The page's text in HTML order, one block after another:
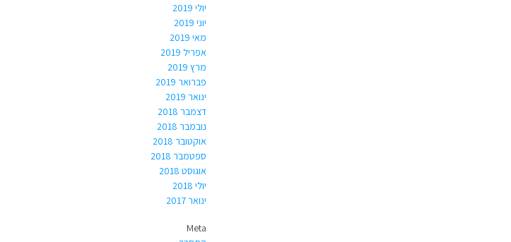
יולי 2019
יוני 2019
מאי 2019
אפריל 2019
מרץ 2019
פברואר 2019
ינואר 2019
דצמבר 2018
נובמבר 2018
אוקטובר 2018
ספטמבר 2018
אוגוסט 2018
יולי 2018
ינואר 2017
Meta